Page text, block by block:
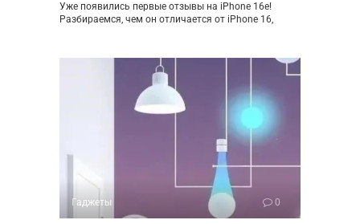
Уже появились первые отзывы на iPhone 16e!
Разбираемся, чем он отличается от iPhone 16,
Гаджеты 0